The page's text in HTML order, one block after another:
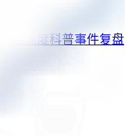
深度科普事件复盘